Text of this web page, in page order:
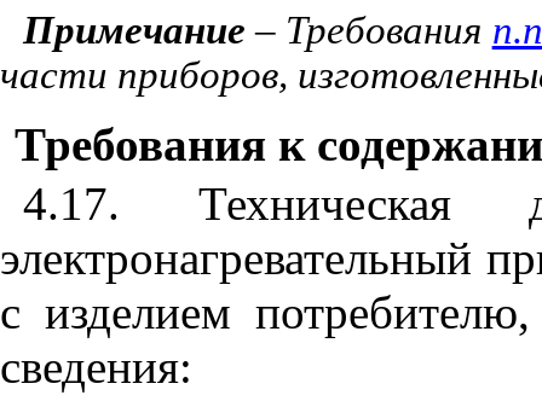
Примечание – Требования
части приборов,
Требования к
4.17. Техническая
электронагревательный
с изделием
сведения: